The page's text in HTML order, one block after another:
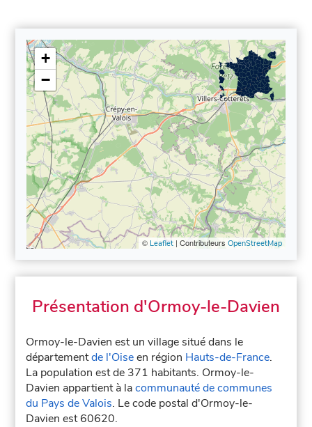
+
−
© Leaflet| Contributeurs OpenStreetMap
Présentation d'Ormoy-le-Davien
Ormoy-le-Davien est un village situé dans le
départementde l'Oiseen région Hauts-de-France.
La population est de 371 habitants. Ormoy-le-
Davien appartient à lacommunauté de communes
du Pays de Valois. Le code postal d'Ormoy-le-
Davien est 60620.